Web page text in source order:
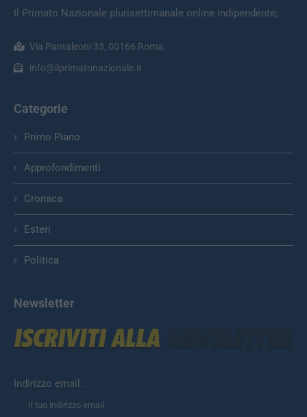
Il Primato Nazionale plurisettimanale online indipendente;
Via Pantaleoni 33, 00166 Roma.
info@ilprimatonazionale.it
Categorie
Primo Piano
Approfondimenti
Cronaca
Esteri
Politica
Newsletter
Indirizzo email: